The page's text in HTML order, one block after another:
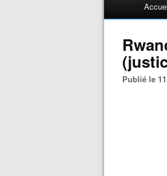
Publié le